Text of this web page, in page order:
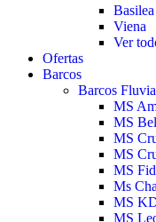
Basilea
Viena
Ver
Ofertas
Barcos
Barcos
MS
MS
MS
MS
MS
Ms
MS
MS